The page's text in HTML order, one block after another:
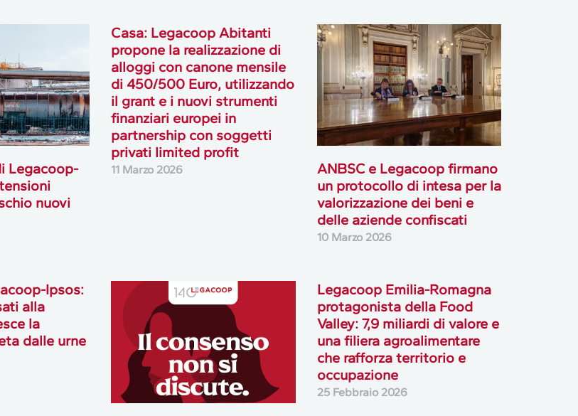
Legacoop-
nuovi
Casa: Legacoop Abitanti
propone la realizzazione di
alloggi con canone mensile
di 450/500 Euro, utilizzando
il grant e i nuovi strumenti
finanziari europei in
partnership con soggetti
privati limited profit
11 Marzo 2026
ANBSC e Legacoop firmano
un protocollo di intesa per la
valorizzazione dei beni e
delle aziende confiscati
10 Marzo 2026
Ipsos:
alla
la
dalle urne
Legacoop Emilia-Romagna
protagonista della Food
Valley: 7,9 miliardi di valore e
una filiera agroalimentare
che rafforza territorio e
occupazione
25 Febbraio 2026